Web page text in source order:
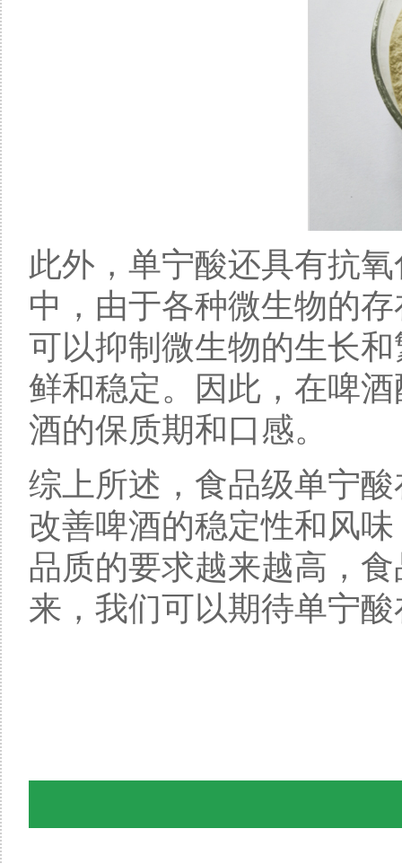
此外，单宁酸还具有抗
中，由于各种微生物的
可以抑制微生物的生长
鲜和稳定。因此，在啤
酒的保质期和口感。
综上所述，食品级单宁
改善啤酒的稳定性和风
品质的要求越来越高，
来，我们可以期待单宁